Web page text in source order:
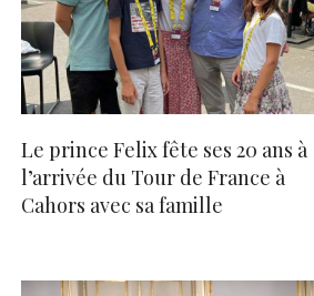
Le prince Felix fête ses 20 ans à
l’arrivée du Tour de France à
Cahors avec sa famille